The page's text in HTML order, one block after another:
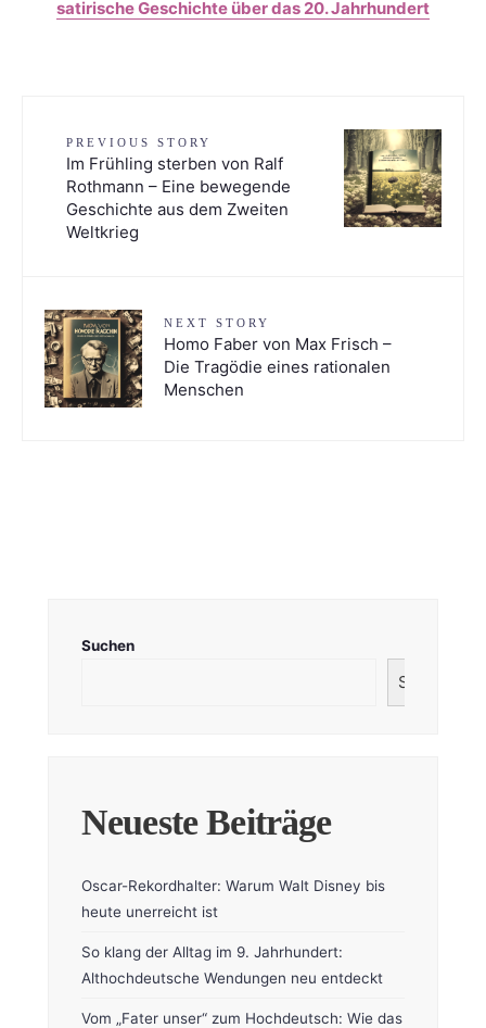
satirische Geschichte über das 20. Jahrhundert
PREVIOUS STORY
Im Frühling sterben von Ralf
Rothmann – Eine bewegende
Geschichte aus dem Zweiten
Weltkrieg
NEXT STORY
Homo Faber von Max Frisch –
Die Tragödie eines rationalen
Menschen
Suchen
Suchen
Neueste Beiträge
Oscar-Rekordhalter: Warum Walt Disney bis
heute unerreicht ist
So klang der Alltag im 9. Jahrhundert:
Althochdeutsche Wendungen neu entdeckt
Vom „Fater unser“ zum Hochdeutsch: Wie das